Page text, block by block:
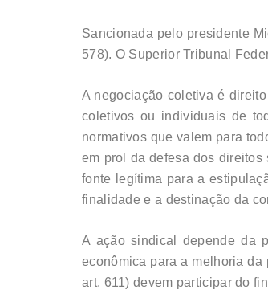
Sancionada pelo presidente
578). O Superior Tribunal
A negociação coletiva é
coletivos ou individuais de
normativos que valem para
em prol da defesa dos
fonte legítima para a
finalidade e a destinação da
A ação sindical depende da
econômica para a melhoria
art. 611) devem participar do